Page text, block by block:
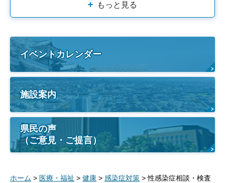
もっと見る
イベントカレンダー
施設案内
県民の声
（ご意見・ご提言）
ホーム > 医療・福祉 > 健康 > 感染症対策 > 性感染症相談・検査